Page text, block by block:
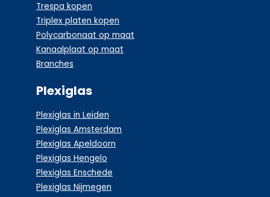
Trespa kopen
Triplex platen kopen
Polycarbonaat op maat
Kanaalplaat op maat
Branches
Plexiglas
Plexiglas in Leiden
Plexiglas Amsterdam
Plexiglas Apeldoorn
Plexiglas Hengelo
Plexiglas Enschede
Plexiglas Nijmegen